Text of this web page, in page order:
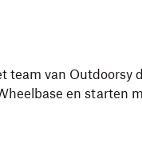
team van Outdoorsy
en starten